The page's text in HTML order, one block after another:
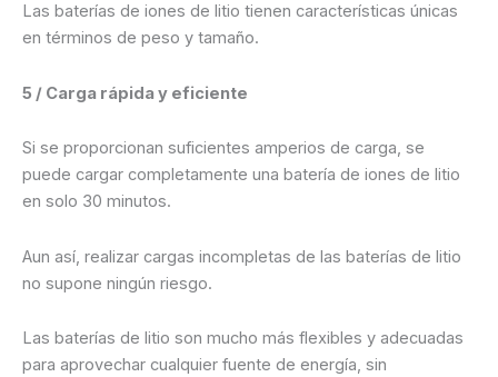
Las baterías de iones de litio tienen características únicas
en términos de peso y tamaño.
5 / Carga rápida y eficiente
Si se proporcionan suficientes amperios de carga, se
puede cargar completamente una batería de iones de litio
en solo 30 minutos.
Aun así, realizar cargas incompletas de las baterías de litio
no supone ningún riesgo.
Las baterías de litio son mucho más flexibles y adecuadas
para aprovechar cualquier fuente de energía, sin